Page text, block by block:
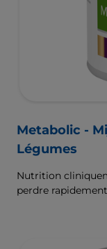
Metabolic -
Légumes
Nutrition
perdre